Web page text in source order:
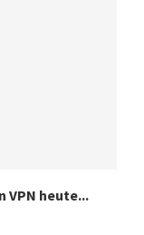
VPN heute...